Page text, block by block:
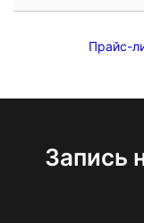
Прайс-
Запись